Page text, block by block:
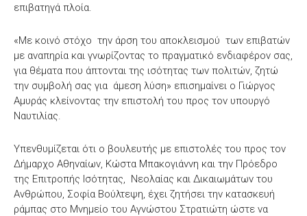
επιβατηγά πλοία.
«Με κοινό στόχο την άρση του αποκλεισμού των επιβατών
με αναπηρία και γνωρίζοντας το πραγματικό ενδιαφέρον σας,
για θέματα που άπτονται της ισότητας των πολιτών, ζητώ
την συμβολή σας για άμεση λύση» επισημαίνει ο Γιώργος
Αμυράς κλείνοντας την επιστολή του προς τον υπουργό
Ναυτιλίας.
Υπενθυμίζεται ότι ο βουλευτής με επιστολές του προς τον
Δήμαρχο Αθηναίων, Κώστα Μπακογιάννη και την Πρόεδρο
της Επιτροπής Ισότητας, Νεολαίας και Δικαιωμάτων του
Ανθρώπου, Σοφία Βούλτεψη, έχει ζητήσει την κατασκευή
ράμπας στο Μνημείο του Αγνώστου Στρατιώτη ώστε να